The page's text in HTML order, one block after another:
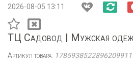
2026-08-05 13:11
ТЦ Садовод | Мужская
Артикул товара: 1785938522896209911